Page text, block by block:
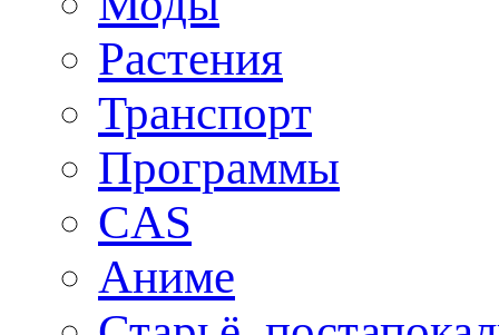
Растения
Транспорт
Программы
CAS
Аниме